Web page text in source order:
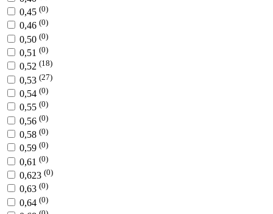
0,45 (0)
0,46 (0)
0,50 (0)
0,51 (0)
0,52 (18)
0,53 (27)
0,54 (0)
0,55 (0)
0,56 (0)
0,58 (0)
0,59 (0)
0,61 (0)
0,623 (0)
0,63 (0)
0,64 (0)